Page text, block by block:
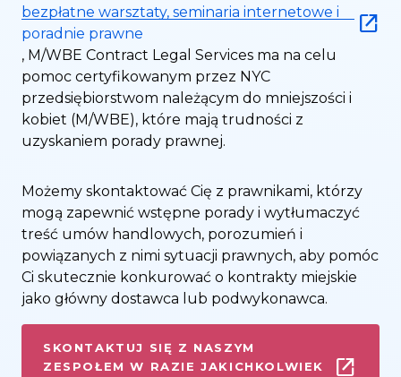
bezpłatne warsztaty, seminaria internetowe i
poradnie prawne
, M/WBE Contract Legal Services ma na celu
pomoc certyfikowanym przez NYC
przedsiębiorstwom należącym do mniejszości i
kobiet (M/WBE), które mają trudności z
uzyskaniem porady prawnej.
Możemy skontaktować Cię z prawnikami, którzy
mogą zapewnić wstępne porady i wytłumaczyć
treść umów handlowych, porozumień i
powiązanych z nimi sytuacji prawnych, aby pomóc
Ci skutecznie konkurować o kontrakty miejskie
jako główny dostawca lub podwykonawca.
SKONTAKTUJ SIĘ Z NASZYM
ZESPOŁEM W RAZIE JAKICHKOLWIEK